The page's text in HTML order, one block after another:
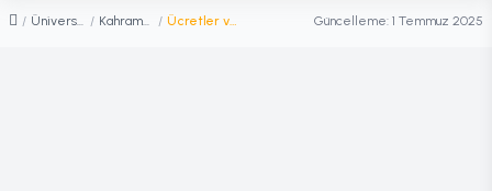
/ Üniversiteler / Kahramanmaraş İstiklal Üniversitesi / Ücretler ve Burslar Güncelleme: 1 Temmuz 2025